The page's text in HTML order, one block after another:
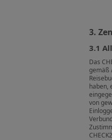
3.
3.1
Das
gemäß
haben,
von